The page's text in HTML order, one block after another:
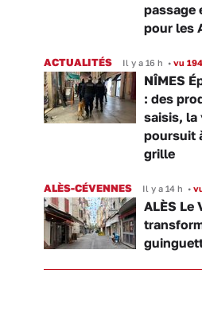
passage
pour les
ACTUALITÉS Il y a 16 h • vu
NÎMES
: des
saisis, la
poursuit
grille
ALÈS-CÉVENNES Il y a 14 h •
ALÈS Le